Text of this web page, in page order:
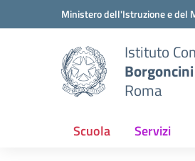
Vai ai contenuti
Vai al menu di navigazioneMinistero dell'Istruzione e del
Istituto
Roma
Scuola Servizi